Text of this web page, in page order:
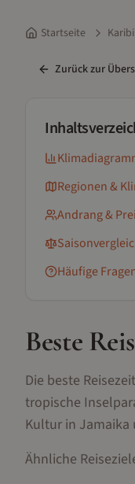
Startseite
Zurück zur
Regionen &
Andrang &
Häufige
Beste
Die beste
tropische
Kultur in Jamaika
Ähnliche